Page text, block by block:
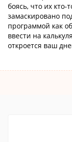
боясь, что их
замаскировано
программой как
ввести на
откроется ваш